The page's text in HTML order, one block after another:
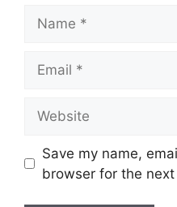
Save my name,
browser for the